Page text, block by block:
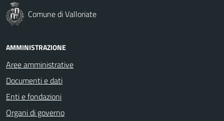
Comune di Valloriate
AMMINISTRAZIONE
Aree amministrative
Documenti e dati
Enti e fondazioni
Organi di governo